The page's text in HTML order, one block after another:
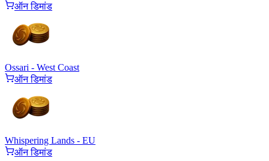
ऑन डिमांड
Ossari - West Coast
ऑन डिमांड
Whispering Lands - EU
ऑन डिमांड